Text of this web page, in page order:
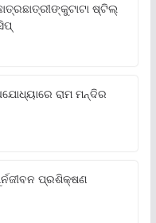
ଷ୍ଟିଲ୍
ରାମ ମନ୍ଦିର
ପ୍ରଶିକ୍ଷଣ